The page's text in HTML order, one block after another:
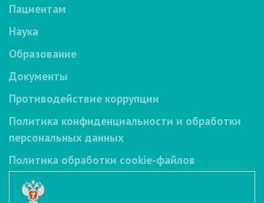
Пациентам
Наука
Образование
Документы
Противодействие коррупции
Политика конфиденциальности и обработки
персональных данных
Политика обработки cookie-файлов